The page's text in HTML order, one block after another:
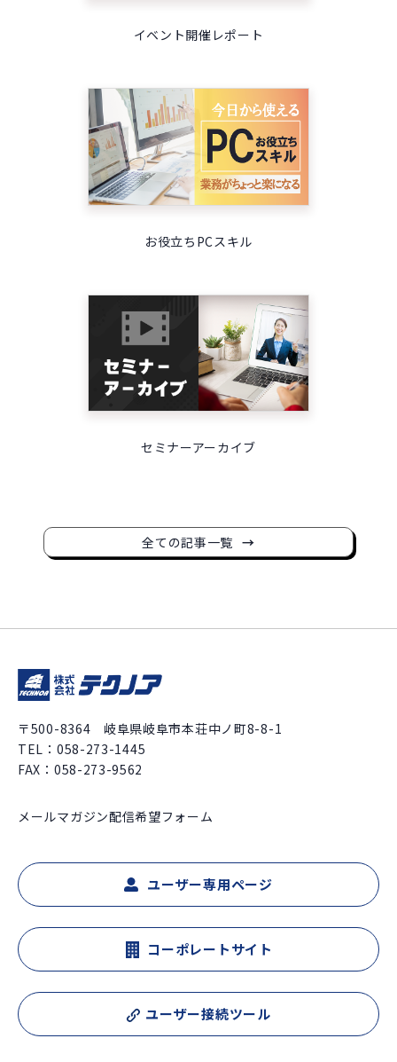
イベント開催レポート
お役立ちPCスキル
セミナーアーカイブ
全ての記事一覧
〒500-8364 岐阜県岐阜市本荘中ノ町8-8-1
TEL： 058-273-1445
FAX：058-273-9562
メールマガジン配信希望フォーム
ユーザー専用ページ
コーポレートサイト
ユーザー接続ツール